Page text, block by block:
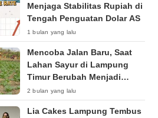
Menjaga Stabilitas Rupiah di
Tengah Penguatan Dolar AS
1 bulan yang lalu
Mencoba Jalan Baru, Saat
Lahan Sayur di Lampung
Timur Berubah Menjadi
Kebun Tembakau
2 bulan yang lalu
Lia Cakes Lampung Tembus